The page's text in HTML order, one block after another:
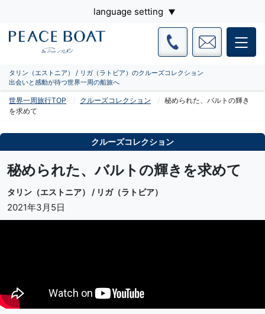
language setting
タリン（エストニア） / リガ（ラトビア）のクルーズコレクション
出会いと感動が待つ世界一周の船旅へ
世界一周旅行TOP クルーズコレクション
秘められた、バルトの輝き
を求めて
クルーズコレクション
秘められた、バルトの輝きを求めて
タリン（エストニア） / リガ（ラトビア）
2021年3月5日